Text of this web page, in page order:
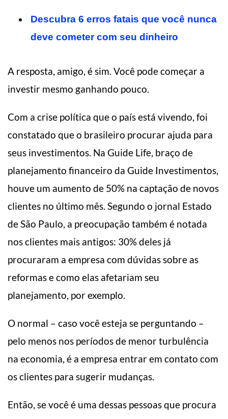
Descubra 6 erros fatais que você nunca
deve cometer com seu dinheiro
A resposta, amigo, é sim. Você pode começar a
investir mesmo ganhando pouco.
Com a crise política que o país está vivendo, foi
constatado que o brasileiro procurar ajuda para
seus investimentos. Na Guide Life, braço de
planejamento financeiro da Guide Investimentos,
houve um aumento de 50% na captação de novos
clientes no último mês. Segundo o jornal Estado
de São Paulo, a preocupação também é notada
nos clientes mais antigos: 30% deles já
procuraram a empresa com dúvidas sobre as
reformas e como elas afetariam seu
planejamento, por exemplo.
O normal – caso você esteja se perguntando –
pelo menos nos períodos de menor turbulência
na economia, é a empresa entrar em contato com
os clientes para sugerir mudanças.
Então, se você é uma dessas pessoas que procura